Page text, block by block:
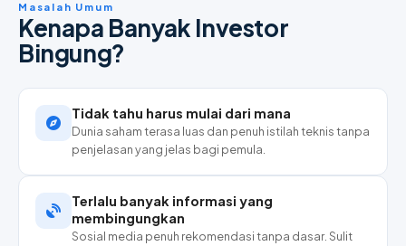
Masalah Umum
Kenapa Banyak Investor
Bingung?
Tidak tahu harus mulai dari mana
Dunia saham terasa luas dan penuh istilah teknis tanpa
penjelasan yang jelas bagi pemula.
Terlalu banyak informasi yang
membingungkan
Sosial media penuh rekomendasi tanpa dasar. Sulit